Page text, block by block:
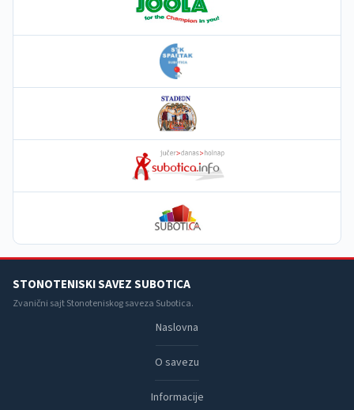
STONOTENISKI SAVEZ SUBOTICA
Zvanični sajt Stonoteniskog saveza Subotica.
Naslovna
O savezu
Informacije